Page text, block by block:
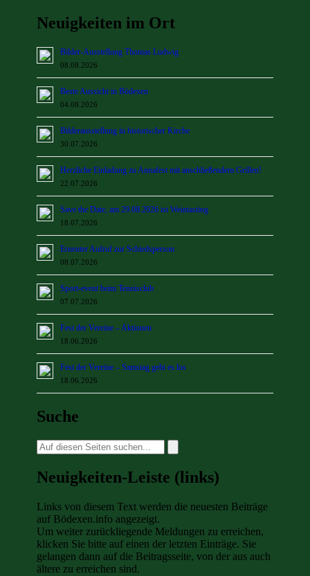
Neuigkeiten im Ort
Bilder-Ausstellung Thomas Ludwig
08.08.2026
Beste Aussicht in Bödexen
04.08.2026
Bilderausstellung in historischer Kirche
30.07.2026
Herzliche Einladung zu Annafest mit anschließendem Grillen!
22.07.2026
Save the Date, am 29.08.2026 ist Weintasting
18.07.2026
Erneuter Aufruf zur Schiedsperson
08.07.2026
Sport-event beim Tennisclub
07.07.2026
Fest der Vereine – Aktionen
18.06.2026
Fest der Vereine – Samstag geht es los
18.06.2026
Suche
Suche
nach:
Neuigkeiten-Leiste (links)
Links von diesem Text werden die neuesten Beiträge
auf Bödexen.info angezeigt.
Um weiter zurückliegende Meldungen zu erreichen,
klicken Sie bitte auf einen der letzten Einträge. Sie
gelangen dann auf die Beitragsseite, von der aus auch
ältere zu erreichen sind.